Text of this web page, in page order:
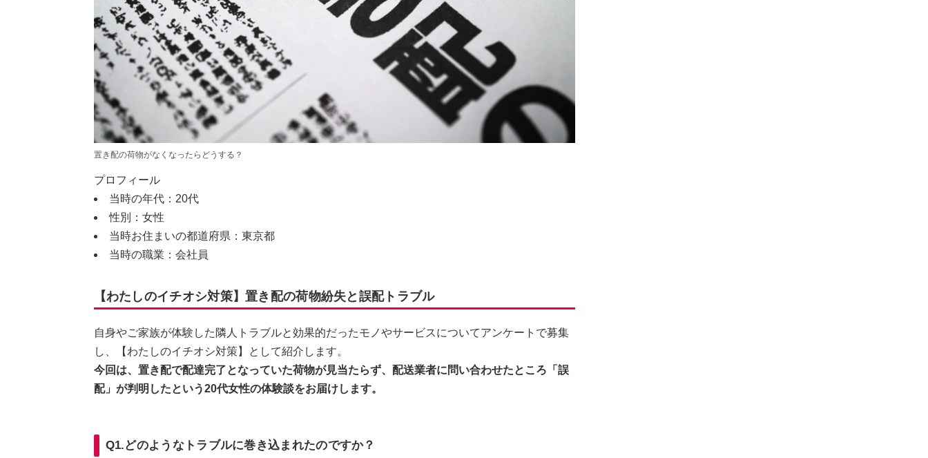
置き配の荷物がなくなったらどうする？
プロフィール
当時の年代：20代
性別：女性
当時お住まいの都道府県：東京都
当時の職業：会社員
【わたしのイチオシ対策】置き配の荷物紛失と誤配トラブル
自身やご家族が体験した隣人トラブルと効果的だったモノやサービスについてアンケートで募集
し、【わたしのイチオシ対策】として紹介します。
今回は、置き配で配達完了となっていた荷物が見当たらず、配送業者に問い合わせたところ「誤
配」が判明したという20代女性の体験談をお届けします。
Q1.どのようなトラブルに巻き込まれたのですか？